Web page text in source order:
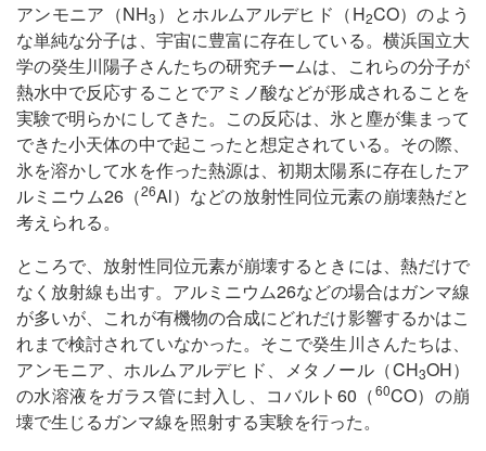
アンモニア（NH3 ）とホルムアルデヒド（H2CO）のよう
な単純な分子は、宇宙に豊富に存在している。横浜国立大
学の癸生川陽子さんたちの研究チームは、これらの分子が
熱水中で反応することでアミノ酸などが形成されることを
実験で明らかにしてきた。この反応は、氷と塵が集まって
できた小天体の中で起こったと想定されている。その際、
氷を溶かして水を作った熱源は、初期太陽系に存在したア
ルミニウム26（26Al）などの放射性同位元素の崩壊熱だと
考えられる。
ところで、放射性同位元素が崩壊するときには、熱だけで
なく放射線も出す。アルミニウム26などの場合はガンマ線
が多いが、これが有機物の合成にどれだけ影響するかはこ
れまで検討されていなかった。そこで癸生川さんたちは、
アンモニア、ホルムアルデヒド、メタノール（CH3OH）
の水溶液をガラス管に封入し、コバルト60（60CO）の崩
壊で生じるガンマ線を照射する実験を行った。